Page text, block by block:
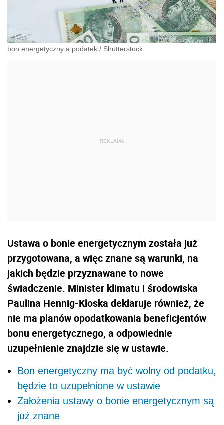
bon energetyczny a podatek / Shutterstock
Ustawa o bonie energetycznym została już
przygotowana, a więc znane są warunki, na
jakich będzie przyznawane to nowe
świadczenie. Minister klimatu i środowiska
Paulina Hennig-Kloska deklaruje również, że
nie ma planów opodatkowania beneficjentów
bonu energetycznego, a odpowiednie
uzupełnienie znajdzie się w ustawie.
Bon energetyczny ma być wolny od podatku,
będzie to uzupełnione w ustawie
Założenia ustawy o bonie energetycznym są
już znane